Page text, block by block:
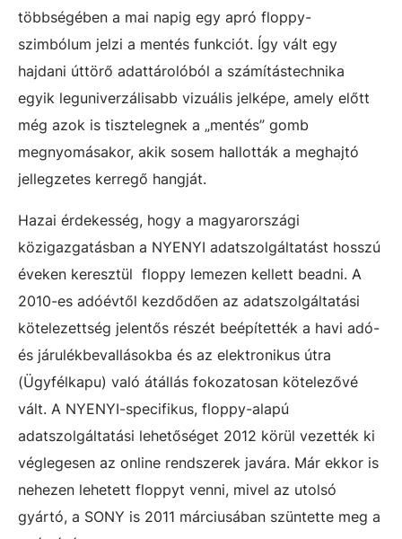
többségében a mai napig egy apró floppy-
szimbólum jelzi a mentés funkciót. Így vált egy
hajdani úttörő adattárolóból a számítástechnika
egyik leguniverzálisabb vizuális jelképe, amely előtt
még azok is tisztelegnek a „mentés” gomb
megnyomásakor, akik sosem hallották a meghajtó
jellegzetes kerregő hangját.
Hazai érdekesség, hogy a magyarországi
közigazgatásban a NYENYI adatszolgáltatást hosszú
éveken keresztül floppy lemezen kellett beadni. A
2010-es adóévtől kezdődően az adatszolgáltatási
kötelezettség jelentős részét beépítették a havi adó-
és járulékbevallásokba és az elektronikus útra
(Ügyfélkapu) való átállás fokozatosan kötelezővé
vált. A NYENYI-specifikus, floppy-alapú
adatszolgáltatási lehetőséget 2012 körül vezették ki
véglegesen az online rendszerek javára. Már ekkor is
nehezen lehetett floppyt venni, mivel az utolsó
gyártó, a SONY is 2011 márciusában szüntette meg a